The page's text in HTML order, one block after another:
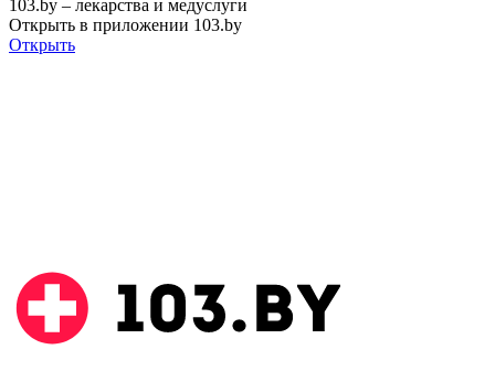
103.by – лекарства и медуслуги
Открыть в приложении 103.by
Открыть